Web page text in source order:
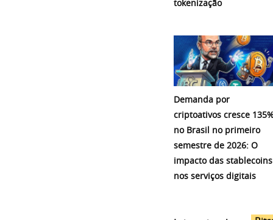
tokenização
Demanda por
criptoativos cresce
no Brasil no primeiro
semestre de 2026: O
impacto das stablecoins
nos serviços digitais